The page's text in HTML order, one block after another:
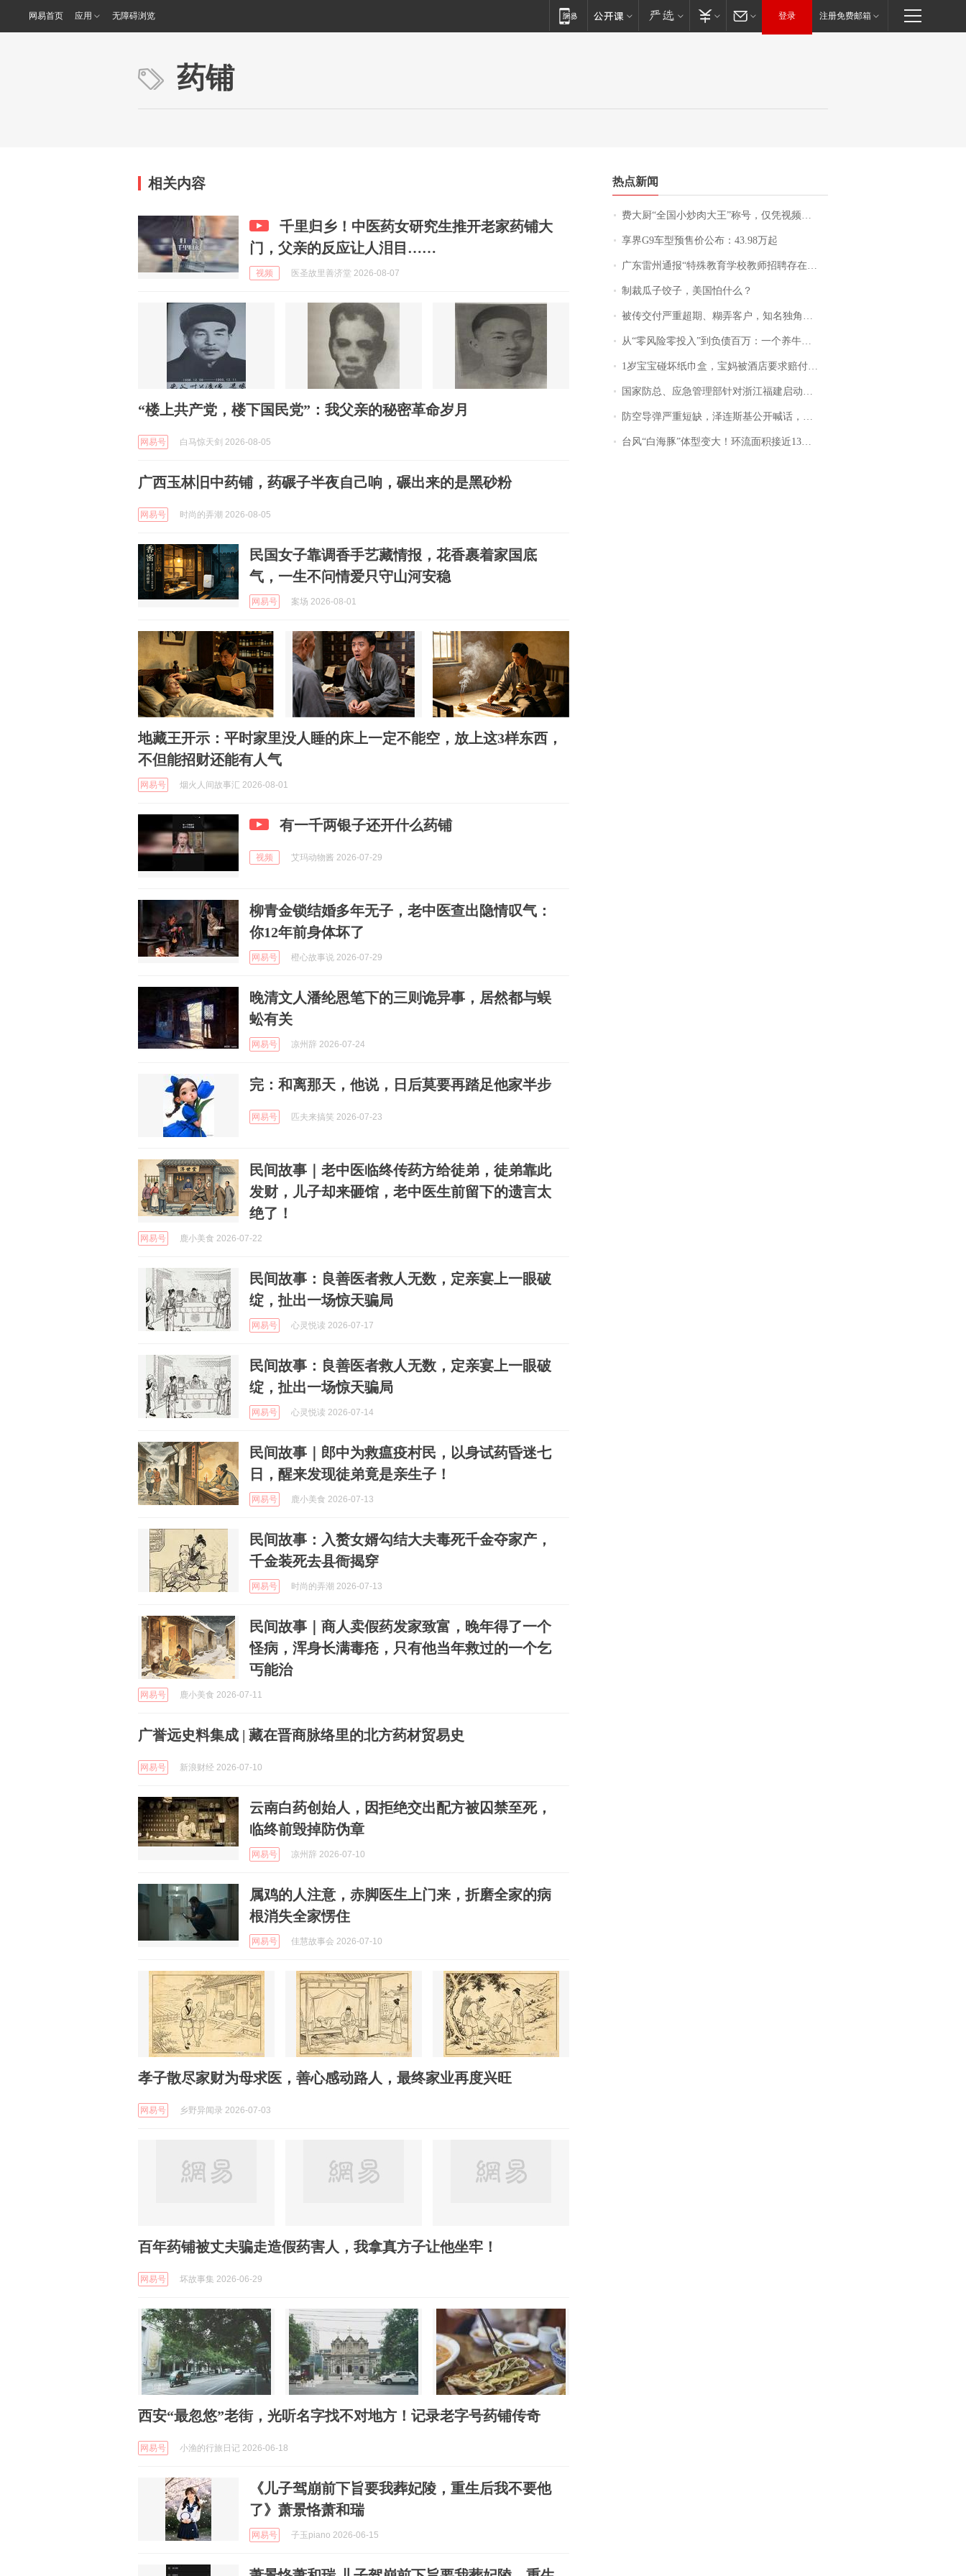
网易首页 应用 无障碍浏览 登录 注册免费邮箱
药铺
相关内容
千里归乡！中医药女研究生推开老家药铺大
门，父亲的反应让人泪目……
视频 医圣故里善济堂 2026-08-07
“楼上共产党，楼下国民党”：我父亲的秘密革命岁月
网易号 白马惊天剑 2026-08-05
广西玉林旧中药铺，药碾子半夜自己响，碾出来的是黑砂粉
网易号 时尚的弄潮 2026-08-05
民国女子靠调香手艺藏情报，花香裹着家国底
气，一生不问情爱只守山河安稳
网易号 案场 2026-08-01
地藏王开示：平时家里没人睡的床上一定不能空，放上这3样东西，
不但能招财还能有人气
网易号 烟火人间故事汇 2026-08-01
有一千两银子还开什么药铺
视频 艾玛动物酱 2026-07-29
柳青金锁结婚多年无子，老中医查出隐情叹气：
你12年前身体坏了
网易号 橙心故事说 2026-07-29
晚清文人潘纶恩笔下的三则诡异事，居然都与蜈
蚣有关
网易号 凉州辞 2026-07-24
完：和离那天，他说，日后莫要再踏足他家半步
网易号 匹夫来搞笑 2026-07-23
民间故事｜老中医临终传药方给徒弟，徒弟靠此
发财，儿子却来砸馆，老中医生前留下的遗言太
绝了！
网易号 鹿小美食 2026-07-22
民间故事：良善医者救人无数，定亲宴上一眼破
绽，扯出一场惊天骗局
网易号 心灵悦读 2026-07-17
民间故事：良善医者救人无数，定亲宴上一眼破
绽，扯出一场惊天骗局
网易号 心灵悦读 2026-07-14
民间故事｜郎中为救瘟疫村民，以身试药昏迷七
日，醒来发现徒弟竟是亲生子！
网易号 鹿小美食 2026-07-13
民间故事：入赘女婿勾结大夫毒死千金夺家产，
千金装死去县衙揭穿
网易号 时尚的弄潮 2026-07-13
民间故事｜商人卖假药发家致富，晚年得了一个
怪病，浑身长满毒疮，只有他当年救过的一个乞
丐能治
网易号 鹿小美食 2026-07-11
广誉远史料集成 | 藏在晋商脉络里的北方药材贸易史
网易号 新浪财经 2026-07-10
云南白药创始人，因拒绝交出配方被囚禁至死，
临终前毁掉防伪章
网易号 凉州辞 2026-07-10
属鸡的人注意，赤脚医生上门来，折磨全家的病
根消失全家愣住
网易号 佳慧故事会 2026-07-10
孝子散尽家财为母求医，善心感动路人，最终家业再度兴旺
网易号 乡野异闻录 2026-07-03
百年药铺被丈夫骗走造假药害人，我拿真方子让他坐牢！
网易号 坏故事集 2026-06-29
西安“最忽悠”老街，光听名字找不对地方！记录老字号药铺传奇
网易号 小渔的行旅日记 2026-06-18
《儿子驾崩前下旨要我葬妃陵，重生后我不要他
了》萧景恪萧和瑞
网易号 子玉piano 2026-06-15
热点新闻
费大厨“全国小炒肉大王”称号，仅凭视频评出？中国烹饪协会回应
享界G9车型预售价公布：43.98万起
广东雷州通报“特殊教育学校教师招聘存在违规行为”：已启动问责程序 副校长被停职
制裁瓜子饺子，美国怕什么？
被传交付严重超期、糊弄客户，知名独角兽车企创始人回应：都没证据，将依法采取措施，“本人长期与美国交管局保持沟通，对方表示肯定”
从“零风险零投入”到负债百万：一个养牛项目崩盘后，谁该为农户的贷款买单丨红星调查
1岁宝宝碰坏纸巾盒，宝妈被酒店要求赔付924元！三亚一酒店回复：骨瓷定制！网友一查价格，吵翻了
国家防总、应急管理部针对浙江福建启动防汛防台风四级应急响应
防空导弹严重短缺，泽连斯基公开喊话，乌克兰失去导弹拦截能力？
台风“白海豚”体型变大！环流面积接近13个浙江那么大